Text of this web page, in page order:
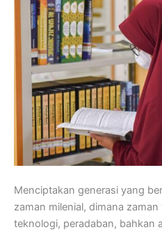
Menciptakan generasi yang
zaman milenial, dimana
teknologi, peradaban, bahkan